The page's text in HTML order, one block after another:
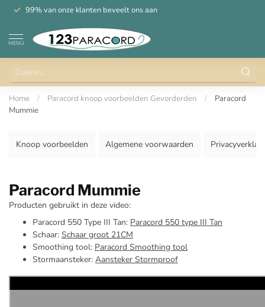
99% van onze klanten beveelt ons aan
MENU
Home / Paracord knoop voorbeelden Gevorderden /
Paracord
Mummie
Knoop voorbeelden Algemene voorwaarden
Paracord Mummie
Producten gebruikt in deze video:
Paracord 550 Type III Tan: Paracord 550 type III Tan
Schaar: Schaar groot 21CM
Smoothing tool: Paracord Smoothing tool
Stormaansteker: Aansteker Stormproof